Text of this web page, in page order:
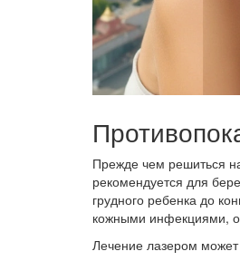
Прежде чем решиться
рекомендуется для
грудного ребенка до
кожными инфекциями,
Лечение лазером может